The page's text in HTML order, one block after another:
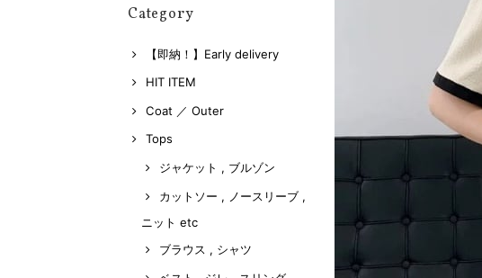
Category
【即納！】Early delivery
HIT ITEM
Coat ／ Outer
Tops
ジャケット , ブルゾン
カットソー , ノースリーブ ,
ニット etc
ブラウス , シャツ